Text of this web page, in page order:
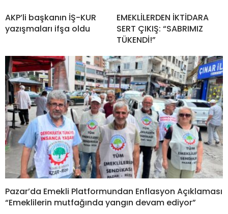
AKP’li başkanın İŞ-KUR
yazışmaları ifşa oldu
EMEKLİLERDEN İKTİDARA
SERT ÇIKIŞ: “SABRIMIZ
TÜKENDİ!”
Pazar’da Emekli Platformundan Enflasyon Açıklaması
“Emeklilerin mutfağında yangın devam ediyor”